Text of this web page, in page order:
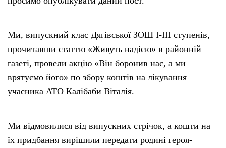
Ми, випускний клас Дягівської ЗОШ І-ІІІ ступенів,
прочитавши статтю «Живуть надією» в районній
газеті, провели акцію «Він боронив нас, а ми
врятуємо його» по збору коштів на лікування
учасника АТО Калібаби Віталія.
Ми відмовилися від випускних стрічок, а кошти на
їх придбання вирішили передати родині героя-